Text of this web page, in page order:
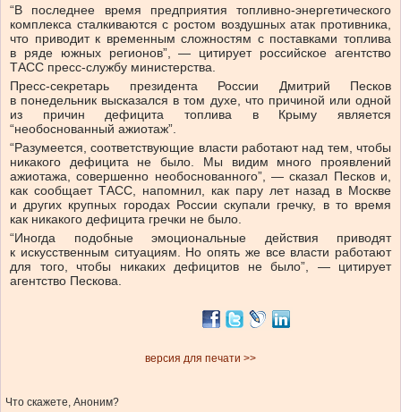
“В последнее время предприятия топливно-энергетического
комплекса сталкиваются с ростом воздушных атак противника,
что приводит к временным сложностям с поставками топлива
в ряде южных регионов”, — цитирует российское агентство
ТАСС пресс-службу министерства.
Пресс-секретарь президента России Дмитрий Песков
в понедельник высказался в том духе, что причиной или одной
из причин дефицита топлива в Крыму является
“необоснованный ажиотаж”.
“Разумеется, соответствующие власти работают над тем, чтобы
никакого дефицита не было. Мы видим много проявлений
ажиотажа, совершенно необоснованного”, — сказал Песков и,
как сообщает ТАСС, напомнил, как пару лет назад в Москве
и других крупных городах России скупали гречку, в то время
как никакого дефицита гречки не было.
“Иногда подобные эмоциональные действия приводят
к искусственным ситуациям. Но опять же все власти работают
для того, чтобы никаких дефицитов не было”, — цитирует
агентство Пескова.
версия для печати >>
Что скажете, Аноним?